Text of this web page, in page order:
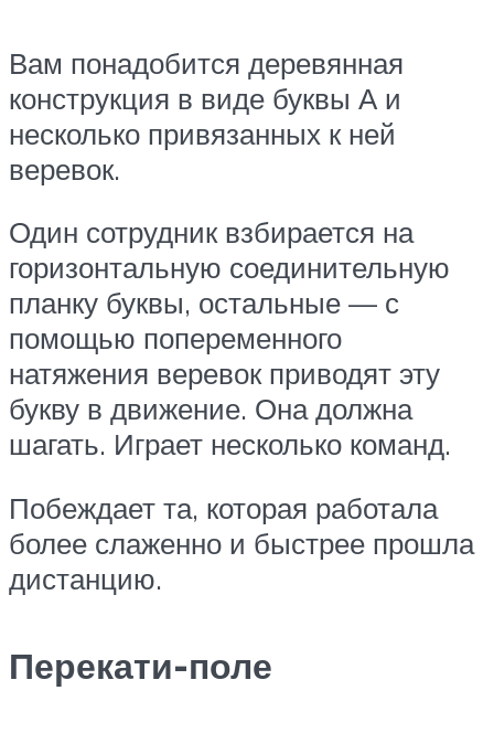
Вам понадобится деревянная
конструкция в виде буквы А и
несколько привязанных к ней
веревок.
Один сотрудник взбирается на
горизонтальную соединительную
планку буквы, остальные — с
помощью попеременного
натяжения веревок приводят эту
букву в движение. Она должна
шагать. Играет несколько команд.
Побеждает та, которая работала
более слаженно и быстрее прошла
дистанцию.
Перекати-поле